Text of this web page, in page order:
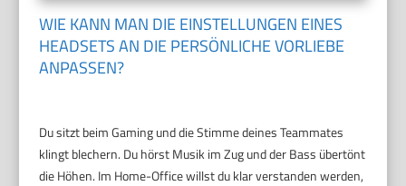
WIE KANN MAN DIE EINSTELLUNGEN EINES
HEADSETS AN DIE PERSÖNLICHE VORLIEBE
ANPASSEN?
Du sitzt beim Gaming und die Stimme deines Teammates
klingt blechern. Du hörst Musik im Zug und der Bass übertönt
die Höhen. Im Home-Office willst du klar verstanden werden,